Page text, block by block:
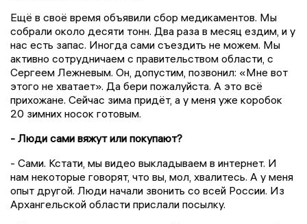
Ещё в своё время объявили сбор медикаментов. Мы
собрали около десяти тонн. Два раза в месяц ездим, и у
нас есть запас. Иногда сами съездить не можем. Мы
активно сотрудничаем с правительством области, с
Сергеем Лежневым. Он, допустим, позвонил: «Мне вот
этого не хватает». Да бери пожалуйста. А это всё
прихожане. Сейчас зима придёт, а у меня уже коробок
20 зимних носок готовым.
- Люди сами вяжут или покупают?
- Сами. Кстати, мы видео выкладываем в интернет. И
нам некоторые говорят, что вы, мол, хвалитесь. А у меня
опыт другой. Люди начали звонить со всей России. Из
Архангельской области прислали посылку.